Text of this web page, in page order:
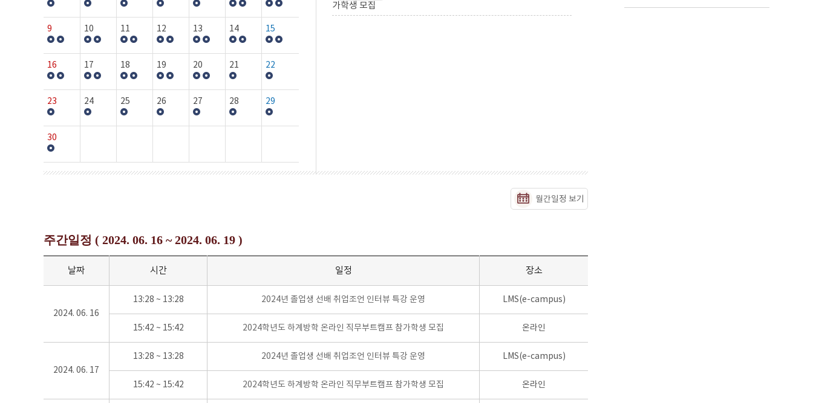
9 10 11 12 13 14 15
16 17 18 19 20 21 22
23 24 25 26 27 28 29
30
가학생 모집
월간일정 보기
주간일정 ( 2024. 06. 16 ~ 2024. 06. 19 )
날짜 시간 일정 장소
2024. 06. 16
13:28 ~ 13:28 2024년 졸업생 선배 취업조언 인터뷰 특강 운영 LMS(e-campus)
15:42 ~ 15:42 2024학년도 하계방학 온라인 직무부트캠프 참가학생 모집 온라인
2024. 06. 17
13:28 ~ 13:28 2024년 졸업생 선배 취업조언 인터뷰 특강 운영 LMS(e-campus)
15:42 ~ 15:42 2024학년도 하계방학 온라인 직무부트캠프 참가학생 모집 온라인